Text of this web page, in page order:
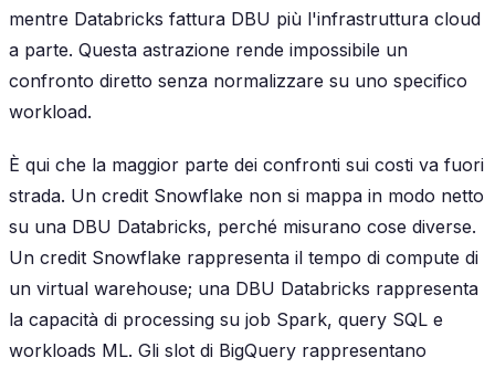
mentre Databricks fattura DBU più l'infrastruttura cloud
a parte. Questa astrazione rende impossibile un
confronto diretto senza normalizzare su uno specifico
workload.
È qui che la maggior parte dei confronti sui costi va fuori
strada. Un credit Snowflake non si mappa in modo netto
su una DBU Databricks, perché misurano cose diverse.
Un credit Snowflake rappresenta il tempo di compute di
un virtual warehouse; una DBU Databricks rappresenta
la capacità di processing su job Spark, query SQL e
workloads ML. Gli slot di BigQuery rappresentano